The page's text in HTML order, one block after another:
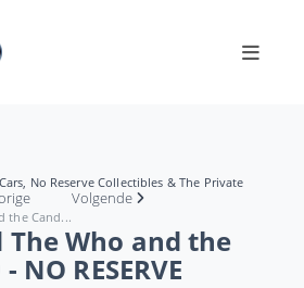
No Reserve Collectibles & The Private
the Cand...
Volgende
The Who and the
NO RESERVE